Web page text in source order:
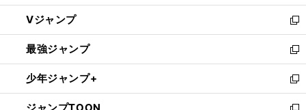
ウ
ィ
ン
ド
ウ
で
開
く
し
い
ウ
ィ
ン
ド
ウ
Vジャンプ
新
し
い
ウ
ィ
ン
最強ジャンプ
新
し
い
ウ
少年ジャンプ+
新
し